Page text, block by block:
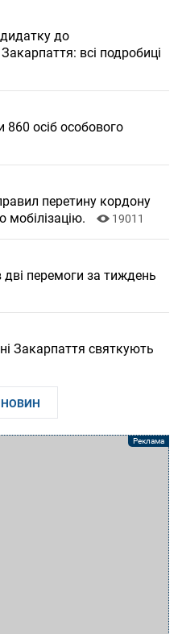
до
всі подробиці
осіб особового
перетину кордону
мобілізацію.
19011
перемоги за тиждень
Закарпаття святкують
НОВИН